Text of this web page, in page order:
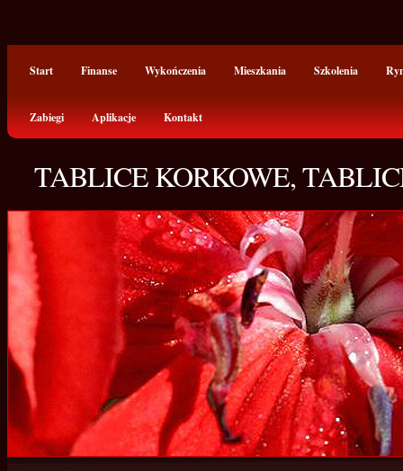
Start Finanse Wykończenia Mieszkania Szkolenia
Zabiegi Aplikacje Kontakt
TABLICE KORKOWE,